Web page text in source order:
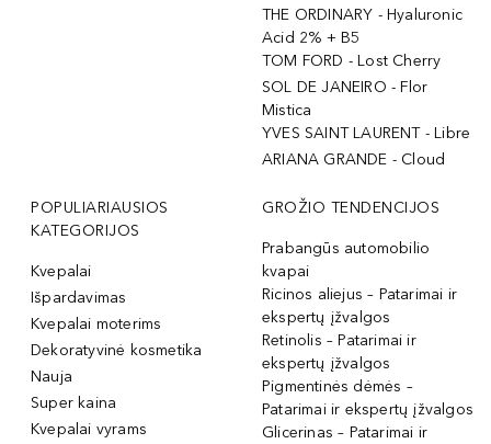
THE ORDINARY - Hyaluronic
Acid 2% + B5
TOM FORD - Lost Cherry
SOL DE JANEIRO - Flor
Mistica
YVES SAINT LAURENT - Libre
ARIANA GRANDE - Cloud
POPULIARIAUSIOS
KATEGORIJOS
Kvepalai
Išpardavimas
Kvepalai moterims
Dekoratyvinė kosmetika
Nauja
Super kaina
Kvepalai vyrams
GROŽIO TENDENCIJOS
Prabangūs automobilio
kvapai
Ricinos aliejus – Patarimai ir
ekspertų įžvalgos
Retinolis – Patarimai ir
ekspertų įžvalgos
Pigmentinės dėmės –
Patarimai ir ekspertų įžvalgos
Glicerinas – Patarimai ir